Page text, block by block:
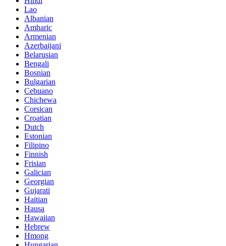
Lao
Albanian
Amharic
Armenian
Azerbaijani
Belarusian
Bengali
Bosnian
Bulgarian
Cebuano
Chichewa
Corsican
Croatian
Dutch
Estonian
Filipino
Finnish
Frisian
Galician
Georgian
Gujarati
Haitian
Hausa
Hawaiian
Hebrew
Hmong